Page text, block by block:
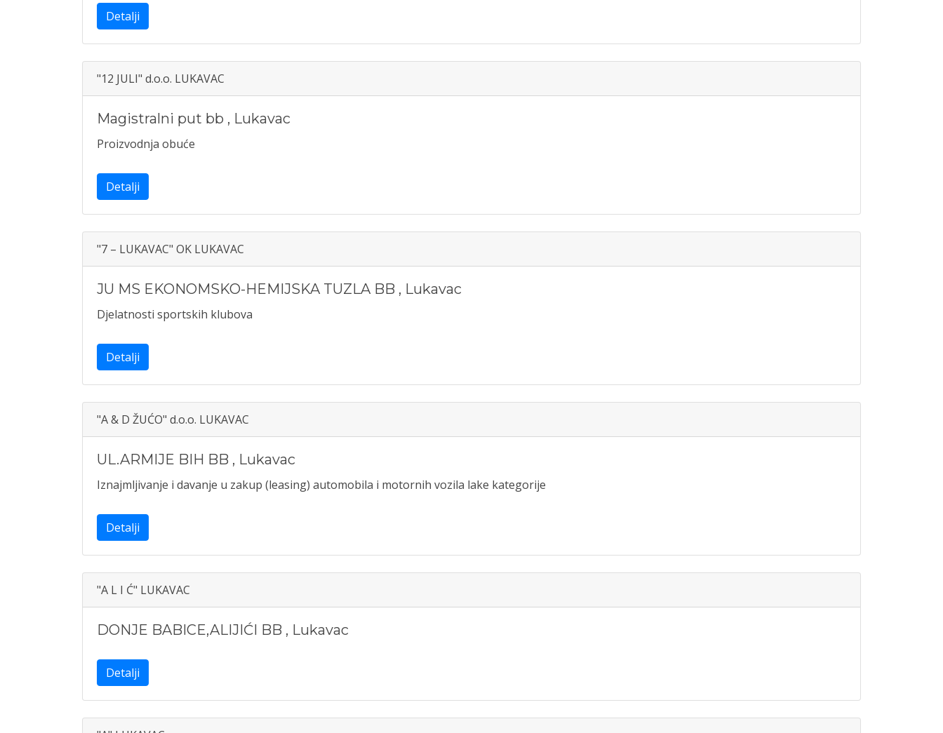
Detalji
"12 JULI" d.o.o. LUKAVAC
Magistralni put bb , Lukavac
Proizvodnja obuće
Detalji
"7 – LUKAVAC" OK LUKAVAC
JU MS EKONOMSKO-HEMIJSKA TUZLA BB , Lukavac
Djelatnosti sportskih klubova
Detalji
"A & D ŽUĆO" d.o.o. LUKAVAC
UL.ARMIJE BIH BB , Lukavac
Iznajmljivanje i davanje u zakup (leasing) automobila i motornih vozila lake kategorije
Detalji
"A L I Ć" LUKAVAC
DONJE BABICE,ALIJIĆI BB , Lukavac
Detalji